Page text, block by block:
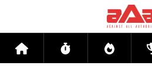
Accueil Flux Directs